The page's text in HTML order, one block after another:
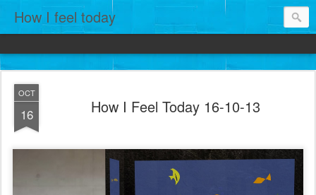
How I feel today
OCT
16 How I Feel Today 16-10-13